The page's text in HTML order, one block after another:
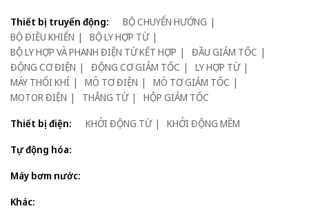
Thiết bị truyển động:
BỘ CHUYỂN HƯỚNG
BỘ ĐIỀU KHIỂN
BỘ LY HỢP TỪ
BỘ LY HỢP VÀ PHANH ĐIỆN TỪ KẾT HỢP
ĐẦU GIẢM TỐC
ĐỘNG CƠ ĐIỆN
ĐỘNG CƠ GIẢM TỐC
LY HỢP TỪ
MÁY THỔI KHÍ
MÔ TƠ ĐIỆN
MÔ TƠ GIẢM TỐC
MOTOR ĐIỆN
THẮNG TỪ
HỘP GIẢM TỐC
Thiết bị điện:
KHỞI ĐỘNG TỪ
KHỞI ĐỘNG MỀM
Tự động hóa:
Máy bơm nước:
Khác: